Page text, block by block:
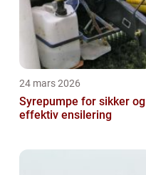
24 mars 2026
Syrepumpe for sikker og
effektiv ensilering